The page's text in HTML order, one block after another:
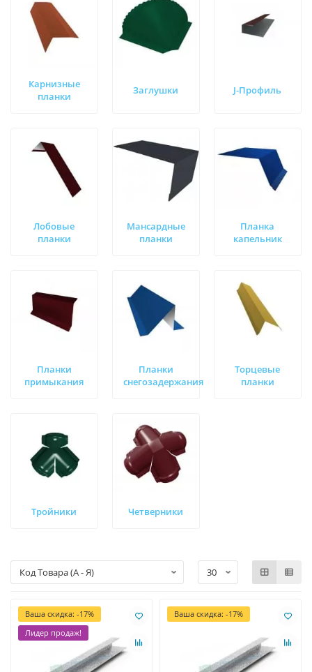
Карнизные
планки
Заглушки J-Профиль
Лобовые
планки
Мансардные
планки
Планка
капельник
Планки
примыкания
Планки
снегозадержания
Торцевые
планки
Тройники Четверники
Ваша скидка: -17%
Лидер продаж!
Ваша скидка: -17%